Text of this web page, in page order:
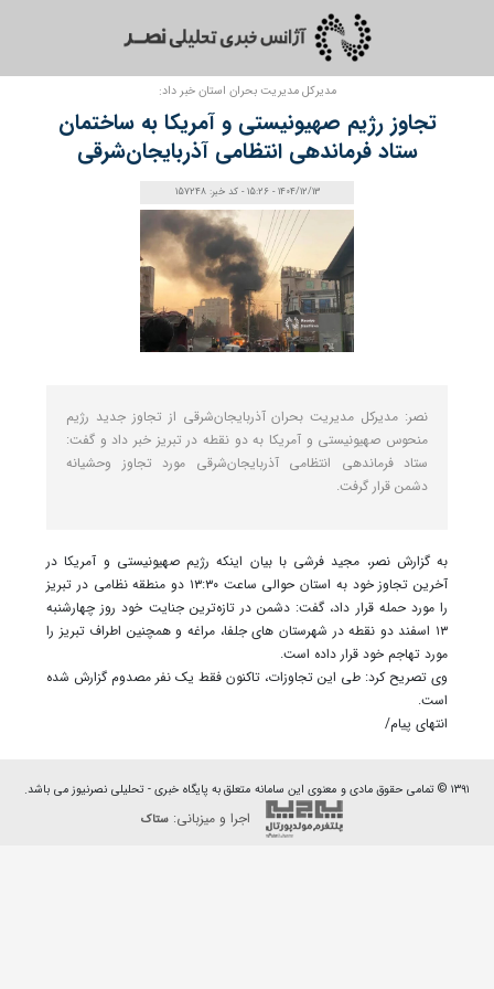
مدیرکل مدیریت بحران استان خبر داد:
تجاوز رژیم صهیونیستی و آمریکا به ساختمان
ستاد فرماندهی انتظامی آذربایجان‌شرقی
1404/12/13 - 15:26 - کد خبر: 157248
نصر: مدیرکل مدیریت بحران آذربایجان‌شرقی از تجاوز جدید رژیم
منحوس صهیونیستی و آمریکا به دو نقطه در تبریز خبر داد و گفت:
ستاد فرماندهی انتظامی آذربایجان‌شرقی مورد تجاوز وحشیانه
دشمن قرار گرفت.
به گزارش نصر، مجید فرشی با بیان اینکه رژیم صهیونیستی و آمریکا در
آخرین تجاوز خود به استان حوالی ساعت ۱۳:۳۰ دو منطقه نظامی در تبریز
را مورد حمله قرار داد، گفت: دشمن در تازه‌ترین جنایت خود روز چهارشنبه
۱۳ اسفند دو نقطه در شهرستان های جلفا، مراغه و همچنین اطراف تبریز را
مورد تهاجم خود قرار داده است.
وی تصریح کرد: طی این تجاوزات، تاکنون فقط یک‌ نفر مصدوم گزارش شده
است.
انتهای پیام/
۱۳۹۱ © تمامی حقوق مادی و معنوی این سامانه متعلق به پایگاه خبری - تحلیلی نصرنیوز می باشد.
اجرا و میزبانی:ستاک